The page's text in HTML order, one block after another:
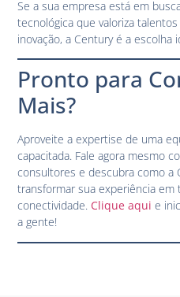
Se a sua empresa está em
tecnológica que valoriza
inovação, a Century é a escolha
Pronto para
Mais?
Aproveite a expertise de uma
capacitada. Fale agora mesmo
consultores e descubra como a
transformar sua experiência em
conectividade. Clique aqui e
a gente!